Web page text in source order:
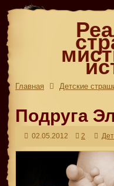
Главная Детские
Подруга
02.05.2012 2